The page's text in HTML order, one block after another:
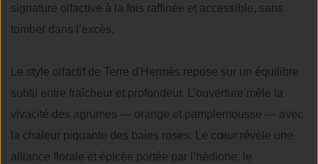
signature olfactive à la fois raffinée et accessible, sans
tomber dans l’excès.
Le style olfactif de Terre d'Hermès repose sur un équilibre
subtil entre fraîcheur et profondeur. L’ouverture mêle la
vivacité des agrumes — orange et pamplemousse — avec
la chaleur piquante des baies roses. Le cœur révèle une
alliance florale et épicée portée par l’hédione, le